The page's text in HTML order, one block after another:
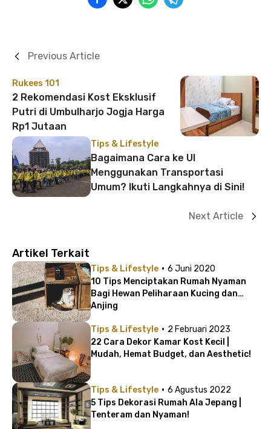
Rukees 101
2 Rekomendasi Kost Eksklusif
Putri di Umbulharjo Jogja Harga
Rp1 Jutaan
Previous Article
Tips & Lifestyle
Bagaimana Cara ke UI
Menggunakan Transportasi
Umum? Ikuti Langkahnya di Sini!
Next Article
Artikel Terkait
Tips & Lifestyle · 6 Juni 2020
10 Tips Menciptakan Rumah Nyaman
Bagi Hewan Peliharaan Kucing dan
Anjing
Tips & Lifestyle · 2 Februari 2023
22 Cara Dekor Kamar Kost Kecil |
Mudah, Hemat Budget, dan Aesthetic!
Tips & Lifestyle · 6 Agustus 2022
5 Tips Dekorasi Rumah Ala Jepang |
Tenteram dan Nyaman!